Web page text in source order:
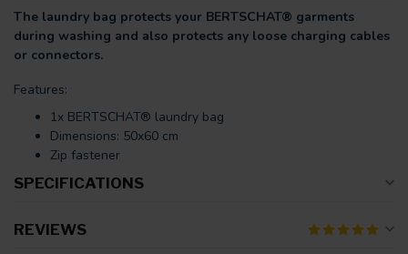
The laundry bag protects your BERTSCHAT® garments
during washing and also protects any loose charging cables
or connectors.
Features:
1x BERTSCHAT® laundry bag
Dimensions: 50x60 cm
Zip fastener
SPECIFICATIONS
REVIEWS